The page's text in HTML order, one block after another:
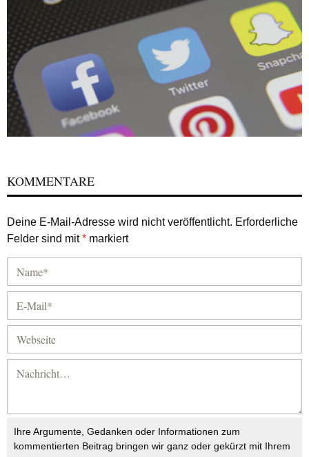
KOMMENTARE
Deine E-Mail-Adresse wird nicht veröffentlicht. Erforderliche
Felder sind mit* markiert
Ihre Argumente, Gedanken oder Informationen zum
kommentierten Beitrag bringen wir ganz oder gekürzt mit Ihrem